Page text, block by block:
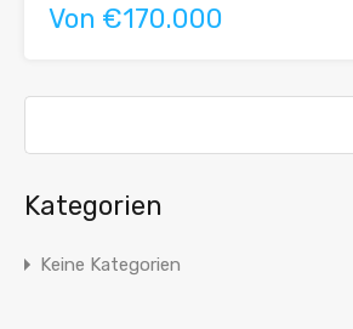
Von €170.000
Kategorien
Keine Kategorien